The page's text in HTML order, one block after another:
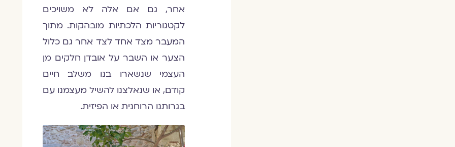
אחר, גם אם אלה לא משויכים
לקטגוריות הלכתיות מובהקות. מתוך
המעבר מצד אחד לצד אחר גם כלול
הצער או השבר על אובדן חלקים מן
העצמי שנשארו בנו משלב חיים
קודם, או שנאלצנו להשיל מעצמנו עם
בגרותנו הרוחנית או הפיזית.